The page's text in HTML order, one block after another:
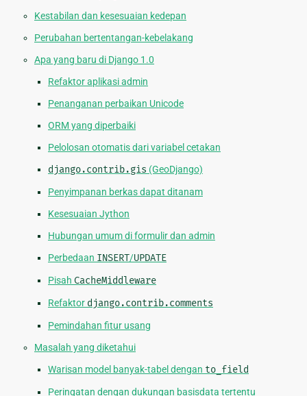
Kestabilan dan kesesuaian kedepan
Perubahan bertentangan-kebelakang
Apa yang baru di Django 1.0
Refaktor aplikasi admin
Penanganan perbaikan Unicode
ORM yang diperbaiki
Pelolosan otomatis dari variabel cetakan
django.contrib.gis (GeoDjango)
Penyimpanan berkas dapat ditanam
Kesesuaian Jython
Hubungan umum di formulir dan admin
Perbedaan INSERT/UPDATE
Pisah CacheMiddleware
Refaktor django.contrib.comments
Pemindahan fitur usang
Masalah yang diketahui
Warisan model banyak-tabel dengan to_field
Peringatan dengan dukungan basisdata tertentu